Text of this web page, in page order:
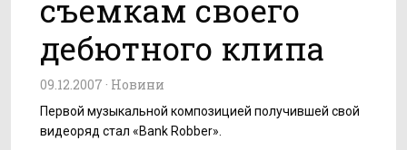
съемкам своего
дебютного клипа
09.12.2007 · Новини
Первой музыкальной композицией получившей свой
видеоряд стал «Bank Robber».